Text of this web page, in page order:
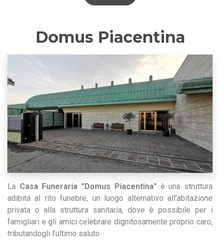
Domus Piacentina
La Casa Funeraria "Domus Piacentina" è una struttura
adibita al rito funebre, un luogo alternativo all’abitazione
privata o alla struttura sanitaria, dove è possibile per i
famigliari e gli amici celebrare dignitosamente proprio caro,
tributandogli l’ultimo saluto.